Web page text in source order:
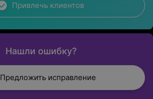
Привлечь клиентов
Нашли ошибку?
Предложить исправление